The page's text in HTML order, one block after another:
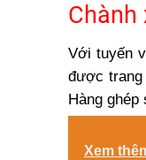
Chành
Với tuyến
được trang
Hàng
Xem